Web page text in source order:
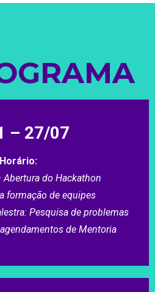
– 27/07
Horário:
Abertura do Hackathon
formação de equipes
Pesquisa de problemas
de Mentoria